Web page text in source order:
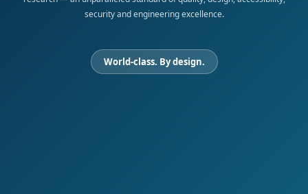
security and engineering excellence.
World-class. By design.